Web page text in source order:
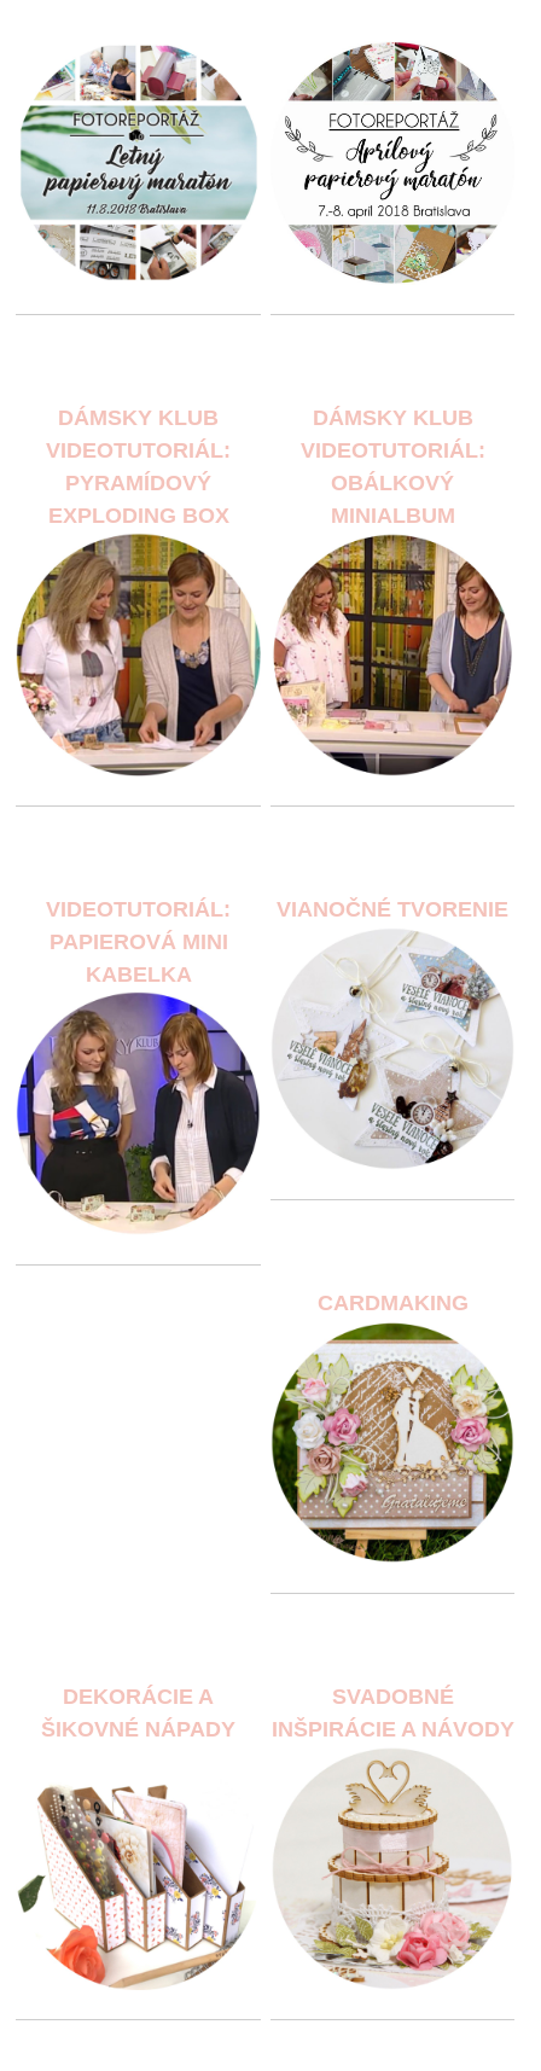
DÁMSKY KLUB
VIDEOTUTORIÁL:
PYRAMÍDOVÝ
EXPLODING BOX
DÁMSKY KLUB
VIDEOTUTORIÁL:
OBÁLKOVÝ
MINIALBUM
VIDEOTUTORIÁL:
PAPIEROVÁ MINI
KABELKA
VIANOČNÉ TVORENIE
CARDMAKING
DEKORÁCIE A
ŠIKOVNÉ NÁPADY
SVADOBNÉ
INŠPIRÁCIE A NÁVODY